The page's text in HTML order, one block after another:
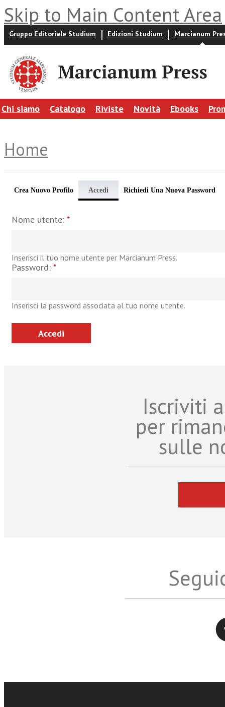
Skip to Main Content Area
Gruppo Editoriale Studium Edizioni Studium Marcianum
Chi siamo Catalogo Riviste Novità Ebooks
Home
Crea Nuovo Profilo Accedi Richiedi Una Nuova Password
Nome utente: *
Inserisci il tuo nome utente per Marcianum Press.
Password: *
Inserisci la password associata al tuo nome utente.
Iscriviti
per
sulle